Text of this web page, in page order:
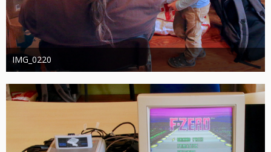
IMG_0220
joachimschwanter
9. Oktober 2023
385
0 0